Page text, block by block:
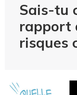
Sais-tu
rapport
risques